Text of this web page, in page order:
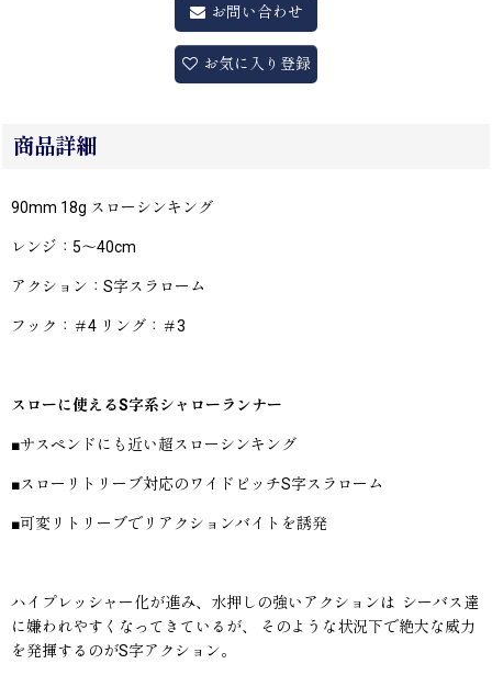
お問い合わせ
お気に入り登録
商品詳細
90mm 18g スローシンキング
レンジ：5〜40cm
アクション：S字スラローム
フック：＃4 リング：＃3
スローに使えるS字系シャローランナー
■サスペンドにも近い超スローシンキング
■スローリトリーブ対応のワイドピッチS字スラローム
■可変リトリーブでリアクションバイトを誘発
ハイプレッシャー化が進み、水押しの強いアクションは シーバス達
に嫌われやすくなってきているが、 そのような状況下で絶大な威力
を発揮するのがS字アクション。